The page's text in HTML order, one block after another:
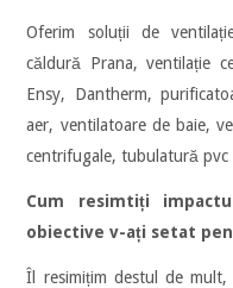
Oferim soluții de
căldură Prana, ventilație
Ensy, Dantherm,
aer, ventilatoare de baie,
centrifugale, tubulatură pvc
Cum resimtiți
obiective v-ați setat
Îl resimițim destul de